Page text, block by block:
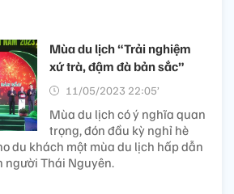
Mùa du lịch “Trải nghiệm
xứ trà, đậm đà bản sắc”
11/05/2023 22:05’
Mùa du lịch có ý nghĩa quan
trọng, đón đầu kỳ nghỉ hè
du khách một mùa du lịch hấp dẫn
người Thái Nguyên.